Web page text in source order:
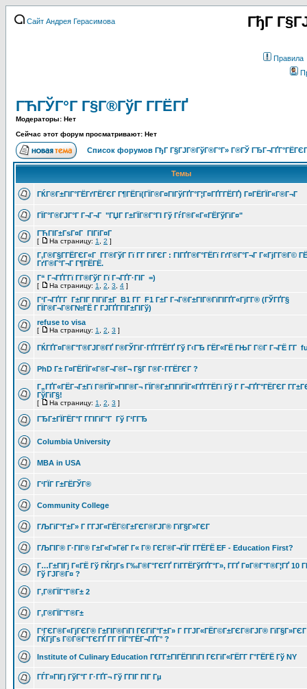
Сайт Андрея Герасимова ГђГ
Правила
ГЋГЎГ°Г Г§Г®ГўГ Г­ГЁГҐ
Модераторы: Нет
Сейчас этот форум просматривают: Нет
Список форумов ГђГ Г§ГЈГ®ГўГ®Г°Г» Г®ГЎ
Темы
ГЌГ®Г±ГІГ°ГЁГґГЁГЄГ Г¶ГЁГї(ГЇГ®Г¤ГІГўГҐГ°Г¦Г¤ГҐГ­ГЁГҐ) Г¤ГЁГЇГ«Г®Г¬Г
ГЇГ°Г®ГЈГ°Г Г¬Г¬Г "ГЏГ Г±ГЇГ®Г°ГІ Гў ГѓГ®Г«Г«ГЁГўГіГ¤"
ГЋГІГ±ГѕГ¤Г ГІГіГ¤Г
[ На страницу: 1 2 ]
Г‚Г®Г§Г­ГЁГЄГ«Г Г­Г®ГўГ Гї Г­Г ГіГЄГ : ГІГҐГ®Г°ГЁГї ГґГ®Г°Г¬Г Г«ГјГ­Г®Г©
ГґГ®Г°Г¬Г Г¶ГЁГЁ.
Г“ Г¬ГҐГ­Гї Г­Г®ГўГ Гї Г¬ГҐГ·ГІГ =)
[ На страницу: 1 2 3 4 ]
Г‘Г¬ГҐГ­Г Г±ГІГ ГІГіГ±Г B1 Г­Г F1 Г±Г Г¬Г®Г±ГІГ®ГїГІГҐГ«ГјГ­Г® (ГЎГҐГ§
ГЇГ®Г¬Г®Г№ГЁ Г ГЈГҐГ­ГІГ±ГІГў)
refuse to visa
[ На страницу: 1 2 3 ]
ГЌГҐГ¤Г®Г°Г®ГЈГ®ГҐ Г®ГЎГіГ·ГҐГ­ГЁГҐ Гў Г‹ГЂ ГЁГ«ГЁ ГЊГ Г©Г Г¬ГЁ Г­Г
PhD Г± Г¤ГЁГЇГ«Г®Г¬Г®Г¬ Г§Г Г®Г·Г­ГЁГЄГ ?
Г„ГҐГ«ГЁГ¬Г±Гї Г®ГЇГ»ГІГ®Г¬ ГЇГ®Г±ГІГіГЇГ«ГҐГ­ГЁГї Гў Г Г¬ГҐГ°ГЁГЄГ
ГўГіГ§!
[ На страницу: 1 2 3 ]
ГЂГ±ГЇГЁГ°Г Г­ГІГіГ°Г Гў Г‘ГГЂ
Columbia University
MBA in USA
Г‘ГЇГ Г±ГЁГЎГ®
Community College
ГЉГіГ°Г±Г» Г Г­ГЈГ«ГЁГ©Г±ГЄГ®ГЈГ® ГїГ§Г»ГЄГ
ГЉГІГ® Г·ГІГ® Г±Г«Г»ГёГ Г« Г® ГЄГ®Г¬ГЇГ Г­ГЁГЁ EF - Education First?
Г…Г±ГІГј Г«ГЁ Гў ГЌГјГѕ Г‰Г®Г°ГЄГҐ ГіГ­ГЁГўГҐГ°Г», Г­ГҐ Г¤Г®Г°Г®Г¦ГҐ 10
Гў ГЈГ®Г¤ ?
Г‚Г®ГЇГ°Г®Г± 2
Г‚Г®ГЇГ°Г®Г±
Г‘ГЄГ®Г«ГјГЄГ® Г±ГІГ®ГїГІ ГЄГіГ°Г±Г» Г Г­ГЈГ«ГЁГ©Г±ГЄГ®ГЈГ®
ГЌГјГѕ Г©Г®Г°ГЄГҐ Г­Г ГЇГ°ГЁГ¬ГҐГ° ?
Institute of Culinary Education Г€Г­Г±ГІГЁГІГіГІ ГЄГіГ«ГЁГ­Г Г°ГЁГЁ Гў NY
ГЃГ»ГІГј ГўГ°Г Г·ГҐГ¬ Гў ГГІГ ГІГ Гµ